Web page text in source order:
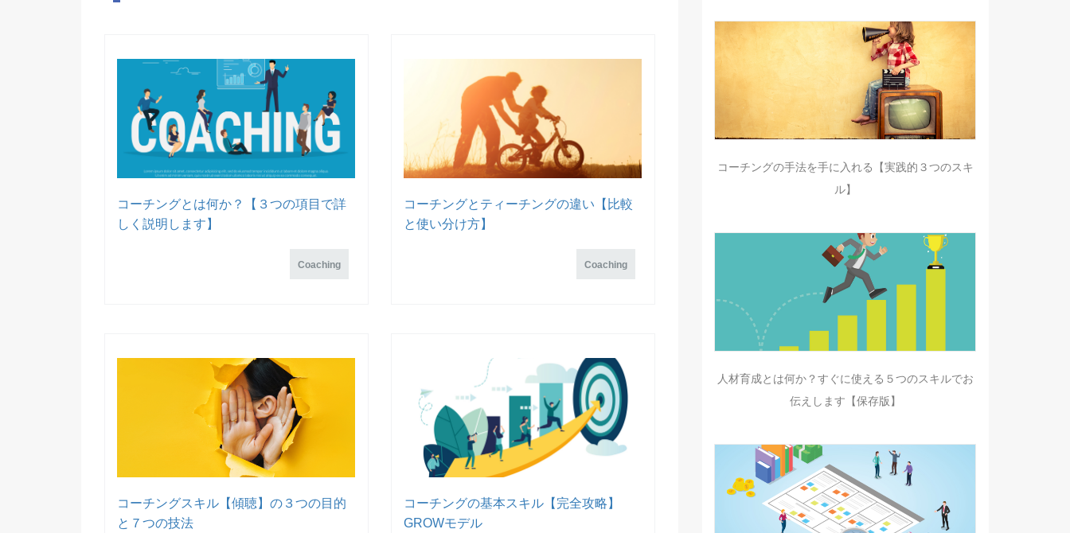
コーチングとは何か？【３つの項目で詳
しく説明します】
Coaching
コーチングとティーチングの違い【比較
と使い分け方】
Coaching
コーチングスキル【傾聴】の３つの目的
と７つの技法
コーチングの基本スキル【完全攻略】
GROWモデル
コーチングの手法を手に入れる【実践的３つのスキ
ル】
人材育成とは何か？すぐに使える５つのスキルでお
伝えします【保存版】